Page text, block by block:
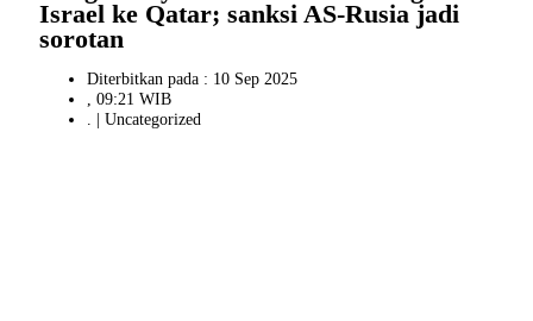
Israel ke Qatar; sanksi AS-Rusia jadi
sorotan
Diterbitkan pada : 10 Sep 2025
, 09:21 WIB
. | Uncategorized